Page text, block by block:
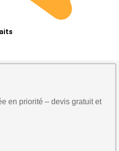
en priorité – devis gratuit et